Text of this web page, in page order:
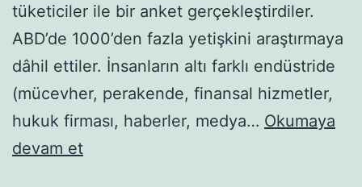
tüketiciler ile bir anket gerçekleştirdiler.
ABD’de 1000’den fazla yetişkini araştırmaya
dâhil ettiler. İnsanların altı farklı endüstride
(mücevher, perakende, finansal hizmetler,
hukuk firması, haberler, medya… Okumaya
devam et